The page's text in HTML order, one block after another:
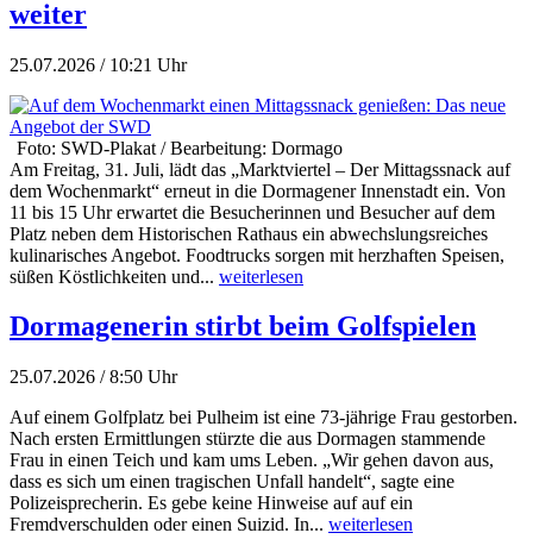
weiter
25.07.2026 / 10:21 Uhr
Foto: SWD-Plakat / Bearbeitung: Dormago
Am Freitag, 31. Juli, lädt das „Marktviertel – Der Mittagssnack auf
dem Wochenmarkt“ erneut in die Dormagener Innenstadt ein. Von
11 bis 15 Uhr erwartet die Besucherinnen und Besucher auf dem
Platz neben dem Historischen Rathaus ein abwechslungsreiches
kulinarisches Angebot. Foodtrucks sorgen mit herzhaften Speisen,
süßen Köstlichkeiten und... weiterlesen
Dormagenerin stirbt beim Golfspielen
25.07.2026 / 8:50 Uhr
Auf einem Golfplatz bei Pulheim ist eine 73-jährige Frau gestorben.
Nach ersten Ermittlungen stürzte die aus Dormagen stammende
Frau in einen Teich und kam ums Leben. „Wir gehen davon aus,
dass es sich um einen tragischen Unfall handelt“, sagte eine
Polizeisprecherin. Es gebe keine Hinweise auf auf ein
Fremdverschulden oder einen Suizid. In... weiterlesen